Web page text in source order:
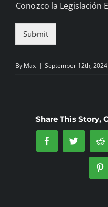
c
b
x
s
Conozco la Legislación
Submit
By Max | September 12th, 2024
Share This Story,
FacebookTwitter